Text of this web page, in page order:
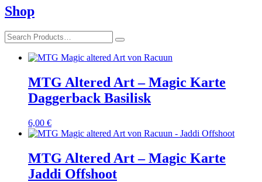
Shop
MTG Altered Art – Magic Karte
Daggerback Basilisk
6,00 €
MTG Altered Art – Magic Karte
Jaddi Offshoot